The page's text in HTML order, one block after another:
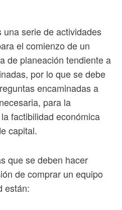
serie de actividades
el comienzo de un
de planeación tendiente a
por lo que se debe
encaminadas a
para la
factibilidad económica
capital.
que se deben hacer
de comprar un equipo
están: